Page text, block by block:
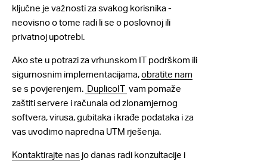
ključne je važnosti za svakog korisnika -
neovisno o tome radi li se o poslovnoj ili
privatnoj upotrebi.
Ako ste u potrazi za vrhunskom IT podrškom ili
sigurnosnim implementacijama, obratite nam
se s povjerenjem. DuplicoIT
vam pomaže
zaštiti servere i računala od zlonamjernog
softvera, virusa, gubitaka i krađe podataka i za
vas uvodimo napredna UTM rješenja.
Kontaktirajte nas jo danas radi konzultacije i